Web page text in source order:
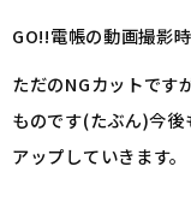
GO!!電帳の動画撮影
ただのNGカットです
ものです(たぶん)今
アップしていきます。